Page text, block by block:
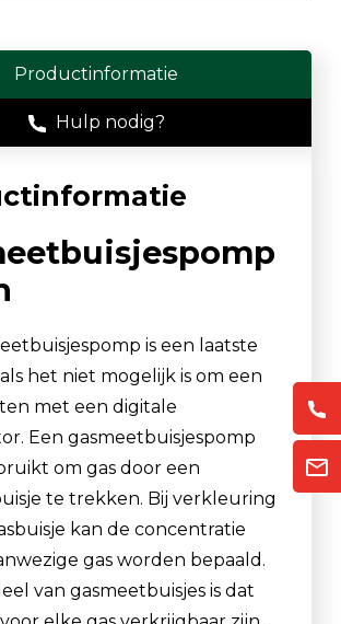
Productinformatie
Hulp nodig?
is een laatste
het niet mogelijk is om een
met een digitale
Een gasmeetbuisjespomp
om gas door een
te trekken. Bij verkleuring
kan de concentratie
gas worden bepaald.
van gasmeetbuisjes is dat